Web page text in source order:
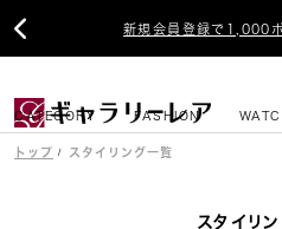
新規会員登録で1,000

CATEGORY FASHION
トップ スタイリング一覧
スタイリ